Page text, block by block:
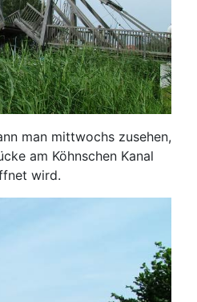
man mittwochs zusehen,
am Köhnschen Kanal
wird.